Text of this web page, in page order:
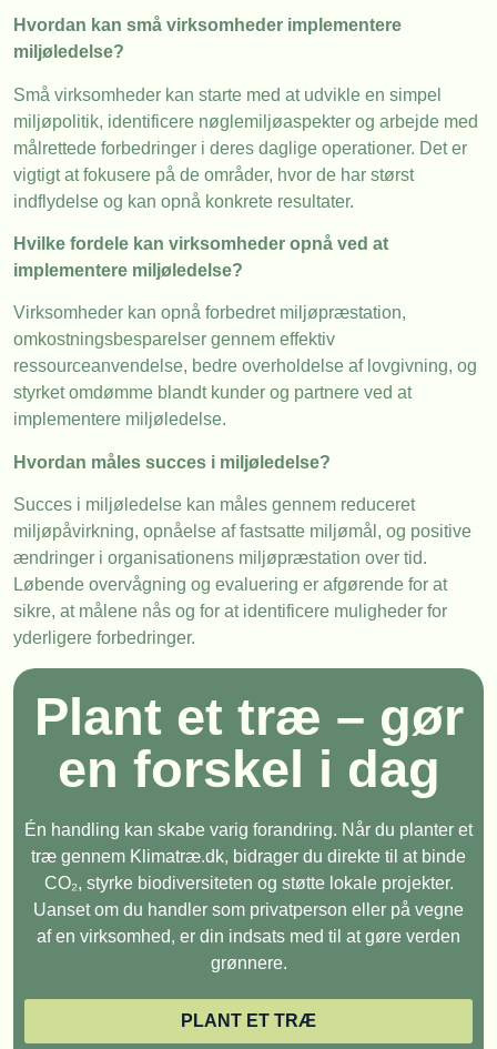
Hvordan kan små virksomheder implementere
miljøledelse?
Små virksomheder kan starte med at udvikle en simpel
miljøpolitik, identificere nøglemiljøaspekter og arbejde med
målrettede forbedringer i deres daglige operationer. Det er
vigtigt at fokusere på de områder, hvor de har størst
indflydelse og kan opnå konkrete resultater.
Hvilke fordele kan virksomheder opnå ved at
implementere miljøledelse?
Virksomheder kan opnå forbedret miljøpræstation,
omkostningsbesparelser gennem effektiv
ressourceanvendelse, bedre overholdelse af lovgivning, og
styrket omdømme blandt kunder og partnere ved at
implementere miljøledelse.
Hvordan måles succes i miljøledelse?
Succes i miljøledelse kan måles gennem reduceret
miljøpåvirkning, opnåelse af fastsatte miljømål, og positive
ændringer i organisationens miljøpræstation over tid.
Løbende overvågning og evaluering er afgørende for at
sikre, at målene nås og for at identificere muligheder for
yderligere forbedringer.
Plant et træ – gør
en forskel i dag
Én handling kan skabe varig forandring. Når du planter et
træ gennem Klimatræ.dk, bidrager du direkte til at binde
CO₂, styrke biodiversiteten og støtte lokale projekter.
Uanset om du handler som privatperson eller på vegne
af en virksomhed, er din indsats med til at gøre verden
grønnere.
PLANT ET TRÆ